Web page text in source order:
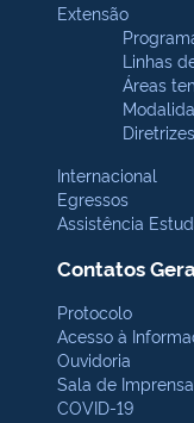
Extensão
Linhas
Áreas
Internacional
Egressos
Assistência
Contatos
Protocolo
Acesso à
Ouvidoria
Sala de Imprensa
COVID-19